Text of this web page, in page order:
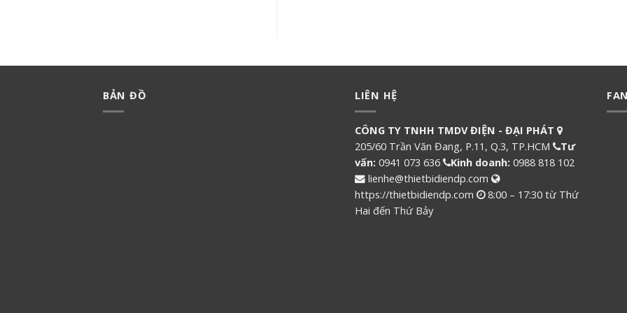
BẢN ĐỒ LIÊN HỆ
CÔNG TY TNHH TMDV ĐIỆN - ĐẠI PHÁT
205/60 Trần Văn Đang, P.11, Q.3, TP.HCM
Tư
vấn: 0941 073 636 Kinh doanh: 0988 818 102
lienhe@thietbidiendp.com
https://thietbidiendp.com
8:00 – 17:30 từ Thứ
Hai đến Thứ Bảy